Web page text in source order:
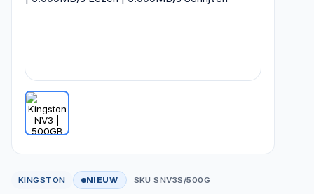
KINGSTON NIEUW SKU SNV3S/500G